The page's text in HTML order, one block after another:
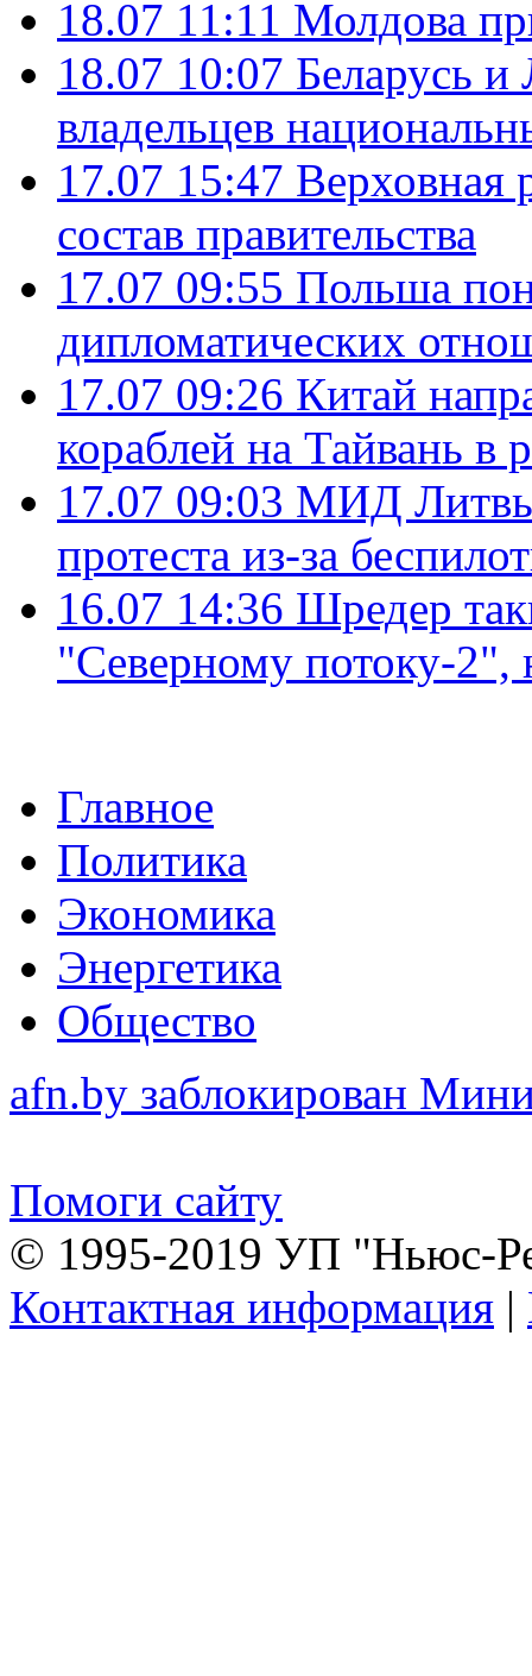
18.07 11:11 Молдова
18.07 10:07 Беларусь
владельцев
17.07 15:47 Верховная
состав правительства
17.07 09:55 Польша
дипломатических
17.07 09:26 Китай
кораблей на Тайвань в
17.07 09:03 МИД Литвы
протеста из-за
16.07 14:36 Шредер
"Северному потоку-2",
Главное
Политика
Экономика
Энергетика
Общество
afn.by заблокирован
Помоги сайту
© 1995-2019 УП "Ньюс-
Контактная информация |